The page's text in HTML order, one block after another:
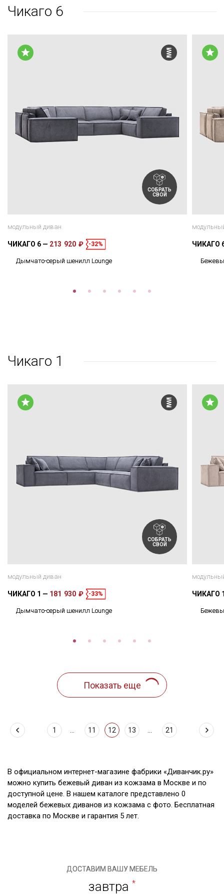
Чикаго 6
СОБРАТЬ
СВОЙ
модульный диван
ЧИКАГО 6 213 920 ₽ -32%
Дымчато-серый шенилл Lounge
ЧИКАГО
Чикаго 1
СОБРАТЬ
СВОЙ
модульный диван
ЧИКАГО 1 181 930 ₽ -33%
Дымчато-серый шенилл Lounge
ЧИКАГО
1 11 12 13 21
В официальном интернет-магазине фабрики «Диванчик.ру»
можно купить бежевый диван из кожзама в Москве и по
доступной цене. В нашем каталоге представлено 0
моделей бежевых диванов из кожзама с фото. Бесплатная
доставка по Москве и гарантия 5 лет.
ДОСТАВИМ ВАШУ МЕБЕЛЬ
завтра *